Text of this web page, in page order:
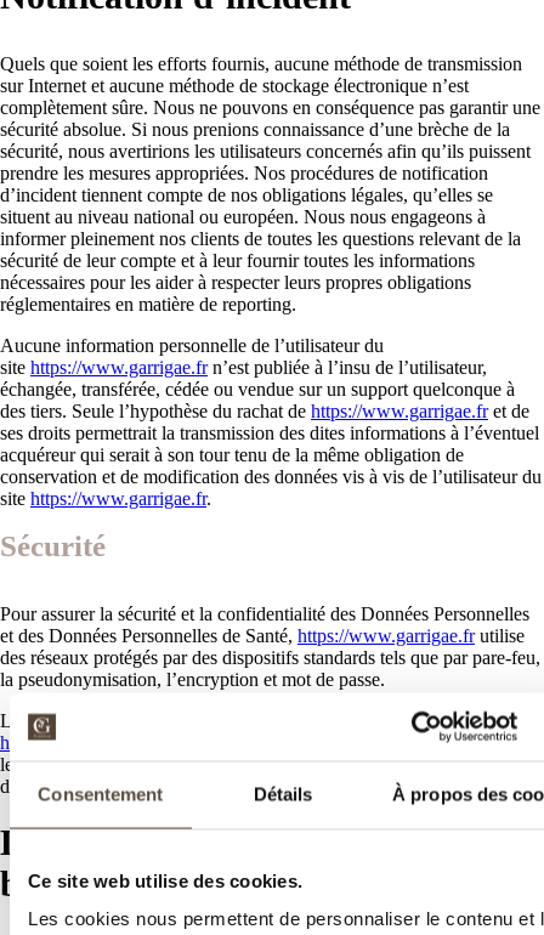
Consentement Détails À propos des
Ce site web utilise des cookies.
Les cookies nous permettent de personnaliser le contenu et
Quels que soient les efforts fournis, aucune méthode de transmission
sur Internet et aucune méthode de stockage électronique n’est
complètement sûre. Nous ne pouvons en conséquence pas garantir une
sécurité absolue. Si nous prenions connaissance d’une brèche de la
sécurité, nous avertirions les utilisateurs concernés afin qu’ils puissent
prendre les mesures appropriées. Nos procédures de notification
d’incident tiennent compte de nos obligations légales, qu’elles se
situent au niveau national ou européen. Nous nous engageons à
informer pleinement nos clients de toutes les questions relevant de la
sécurité de leur compte et à leur fournir toutes les informations
nécessaires pour les aider à respecter leurs propres obligations
réglementaires en matière de reporting.
Aucune information personnelle de l’utilisateur du
site https://www.garrigae.frn’est publiée à l’insu de l’utilisateur,
échangée, transférée, cédée ou vendue sur un support quelconque à
des tiers. Seule l’hypothèse du rachat de https://www.garrigae.fret de
ses droits permettrait la transmission des dites informations à l’éventuel
acquéreur qui serait à son tour tenu de la même obligation de
conservation et de modification des données vis à vis de l’utilisateur du
site https://www.garrigae.fr.
Sécurité
Pour assurer la sécurité et la confidentialité des Données Personnelles
et des Données Personnelles de Santé, https://www.garrigae.frutilise
des réseaux protégés par des dispositifs standards tels que par pare-feu,
la pseudonymisation, l’encryption et mot de passe.
Lors du traitement des Données Personnelles,
https://www.garrigae.fr
prend toutes les mesures raisonnables visant à
les protéger contre toute perte, utilisation détournée, accès non autorisé,
divulgation, altération ou destruction.
Liens hypertextes « cookies » et
balises (“tags”) internet